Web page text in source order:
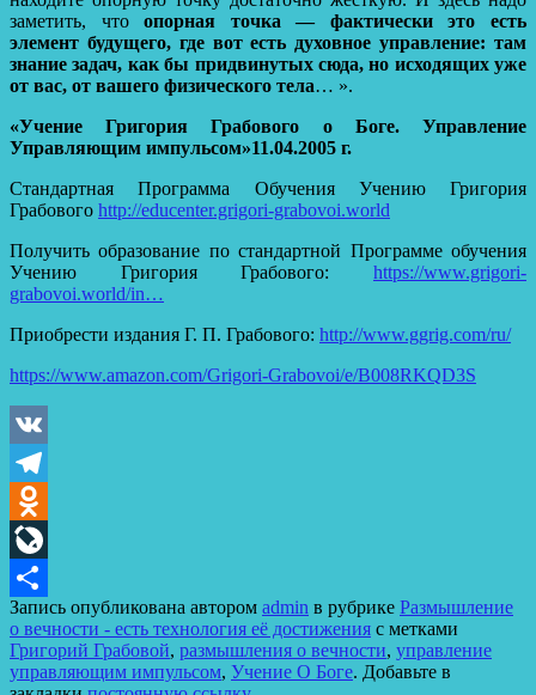
заметить, чтоопорная точка — фактически это есть
элемент будущего, где вот есть духовное управление: там
знание задач, как бы придвинутых сюда, но исходящих уже
от вас, от вашего физического тела… ».
«Учение Григория Грабового о Боге. Управление
Управляющим импульсом»11.04.2005 г.
Стандартная Программа Обучения Учению Григория
Грабового http://educenter.grigori-grabovoi.world
Получить образование по стандартной Программе обучения
Учению Григория Грабового: https://www.grigori-
grabovoi.world/in…
Приобрести издания Г. П. Грабового: http://www.ggrig.com/ru/
https://www.amazon.com/Grigori-Grabovoi/e/B008RKQD3S
VK
Telegram
Odnoklassniki
LiveJournal
Отправить
Запись опубликована автором admin в рубрике Размышление
о вечности - есть технология её достижения с метками
Григорий Грабовой, размышления о вечности, управление
управляющим импульсом, Учение О Боге. Добавьте в